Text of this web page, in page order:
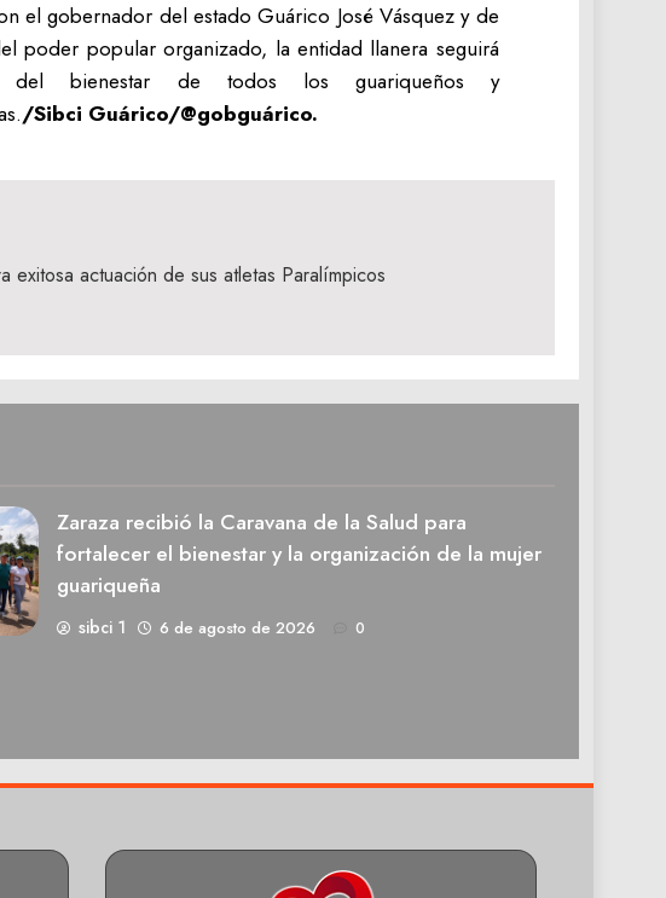
el gobernador del estado Guárico José Vásquez y de
poder popular organizado, la entidad llanera seguirá
bienestar de todos los guariqueños y
/Sibci Guárico/@gobguárico.
exitosa actuación de sus atletas Paralímpicos
Zaraza recibió la Caravana de la Salud para
fortalecer el bienestar y la organización de la mujer
guariqueña
sibci 1 6 de agosto de 2026 0